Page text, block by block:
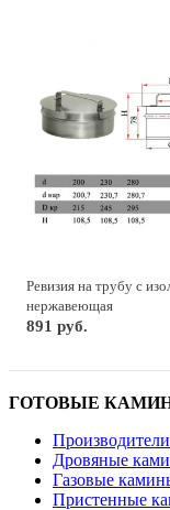
Ревизия на трубу с
нержавеющая
891 руб.
ГОТОВЫЕ
Дровяные
Газовые
Пристенные